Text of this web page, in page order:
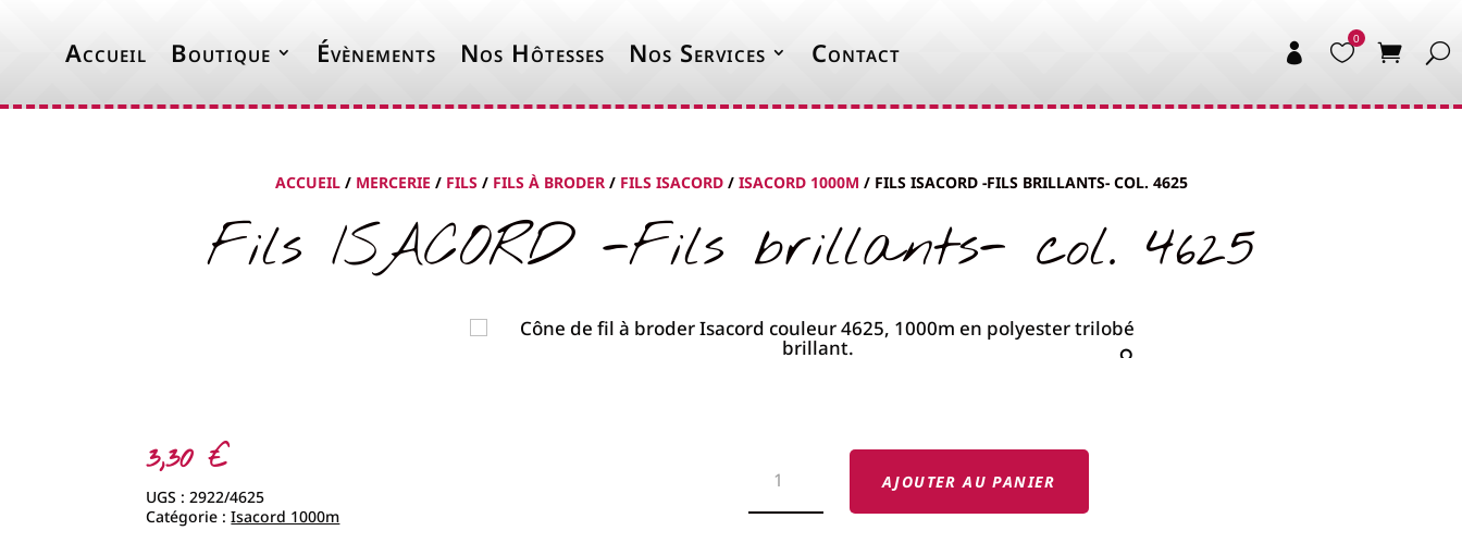
Accueil Boutique Évènements Nos Hôtesses Nos Services Contact  
ACCUEIL/ MERCERIE / FILS/ FILS À BRODER/ FILS ISACORD/ ISACORD 1000M / FILS ISACORD -FILS BRILLANTS- COL. 4625
Fils ISACORD -Fils brillants- col. 4625
3,30€
UGS :2922/4625
Catégorie :Isacord 1000m ISACORD
AJOUTER AU PANIER